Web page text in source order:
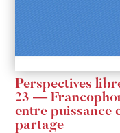
Perspectives
23 —
entre puissance
partage